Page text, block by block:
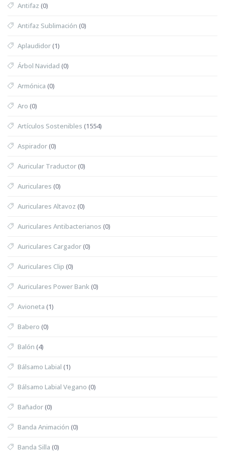
Antifaz (0)
Antifaz Sublimación (0)
Aplaudidor(1)
Árbol Navidad (0)
Armónica (0)
Aro (0)
Artículos Sostenibles (1554)
Aspirador(0)
Auricular Traductor(0)
Auriculares (0)
Auriculares Altavoz (0)
Auriculares Antibacterianos (0)
Auriculares Cargador(0)
Auriculares Clip (0)
Auriculares Power Bank(0)
Avioneta (1)
Babero (0)
Balón (4)
Bálsamo Labial (1)
Bálsamo Labial Vegano (0)
Bañador(0)
Banda Animación (0)
Banda Silla (0)